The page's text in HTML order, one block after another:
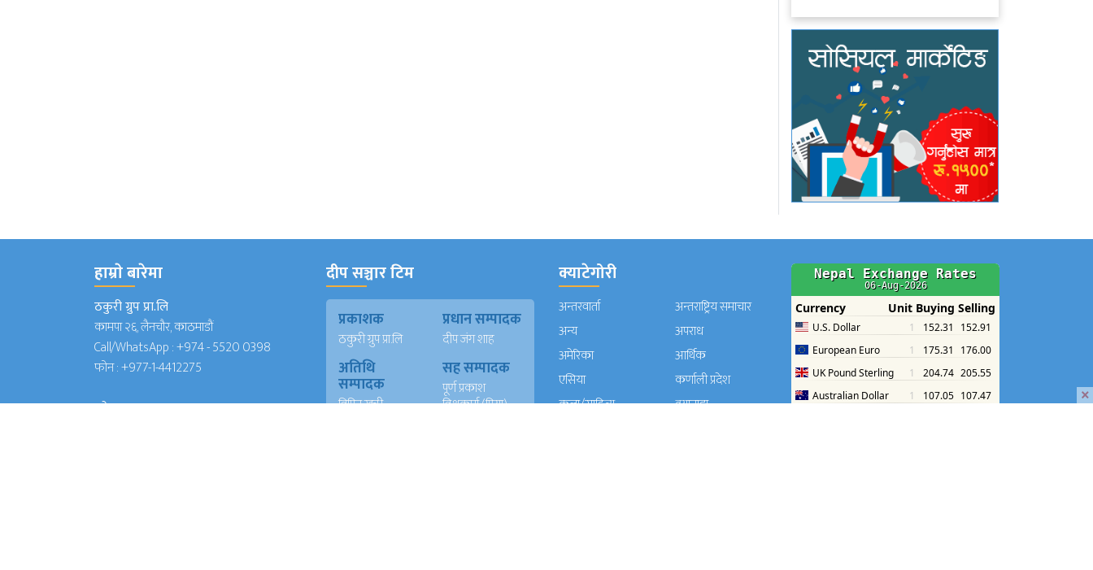
हाम्राे बारेमा
ठकुरी ग्रुप प्रा.लि
कामपा २६, लैनचौर, काठमाडौं
Call/WhatsApp :+974 - 5520 0398
फोन :+977-1-4412275
इमेल
दीप सञ्चार टिम
प्रकाशक
ठकुरी ग्रुप प्रा.लि
प्रधान सम्पादक
दीप जंग शाह
अतिथि
सम्पादक
विपिन खत्री
सह सम्पादक
पूर्ण प्रकाश
विश्वकर्मा (प्रिया)
क्याटेगोरी
अन्तरवार्ता
अन्तराष्ट्रिय समाचार
अन्य
अपराध
अमेरिका
आर्थिक
एसिया
कर्णाली प्रदेश
कला/साहित्य
क्यानाडा
×